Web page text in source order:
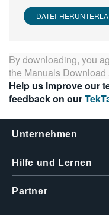
DATEI
By downloading, you
the Manuals Download
Help us improve our
feedback on our
Unternehmen
Hilfe und Lernen
Partner